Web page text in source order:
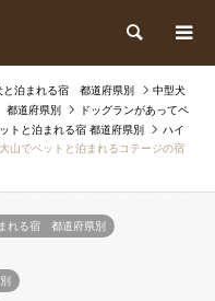
検索
と泊まれる宿 都道府県別
中型犬
道府県別
ドッグランがあってペ
トと泊まれる宿 都道府県別
ハイ
山でペットと泊まれるコテージの宿
れる宿 都道府県別